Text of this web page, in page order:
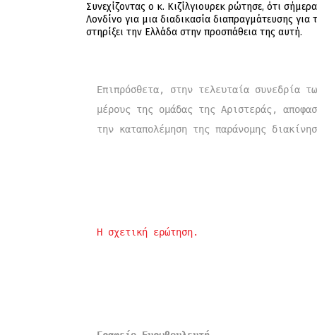
Συνεχίζοντας ο κ. Κιζίλγιουρεκ ρώτησε, ότι
Λονδίνο για μια διαδικασία διαπραγμάτευσης
στηρίξει την Ελλάδα στην προσπάθεια της αυτή.
Επιπρόσθετα, στην τελευταία συνεδρία
μέρους της ομάδας της Αριστεράς,
την καταπολέμηση της παράνομης
Η σχετική ερώτηση.